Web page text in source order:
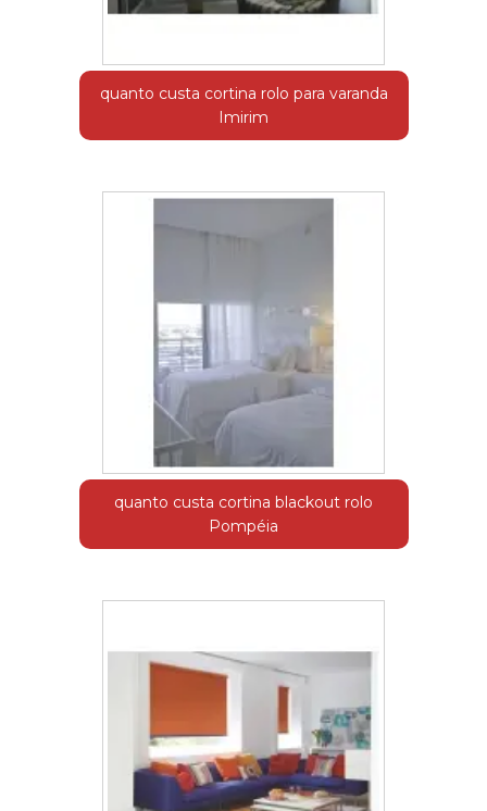
quanto custa cortina rolo para varanda
Imirim
quanto custa cortina blackout rolo
Pompéia